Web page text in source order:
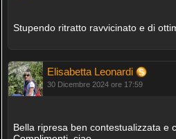
Stupendo ritratto ravvicinato e di
Elisabetta Leonardi
30 Dicembre 2024 ore 17:59
Bella ripresa ben contestualizzata e